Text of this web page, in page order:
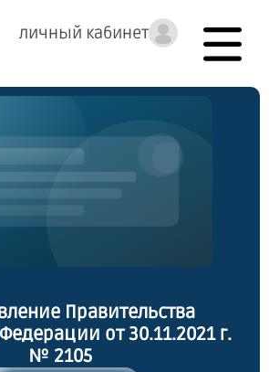
личный кабинет
Правительства
от 30.11.2021 г.
№ 2105